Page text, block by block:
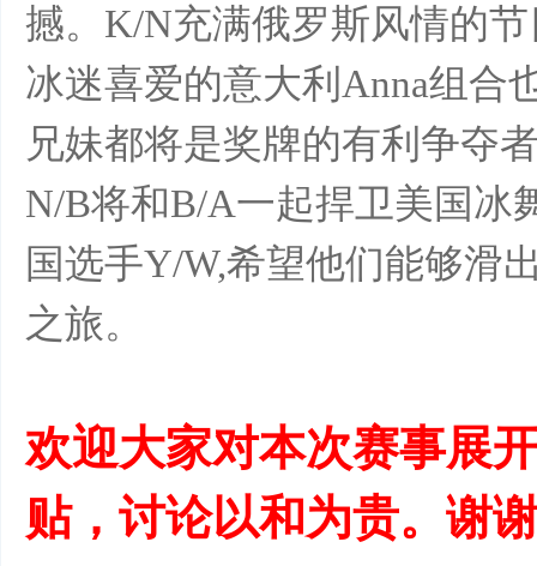
撼。K/N充满俄罗斯风情的
冰迷喜爱的意大利Anna组合
兄妹都将是奖牌的有利争夺
N/B将和B/A一起捍卫美国冰
国选手Y/W,希望他们能够滑
之旅。
欢迎大家对本次赛事展
贴，讨论以和为贵。谢